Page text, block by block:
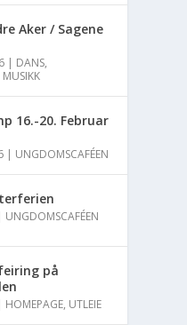
Aker / Sagene
| DANS,
MUSIKK
16.-20. Februar
| UNGDOMSCAFÉEN
UNGDOMSCAFÉEN
på
HOMEPAGE, UTLEIE